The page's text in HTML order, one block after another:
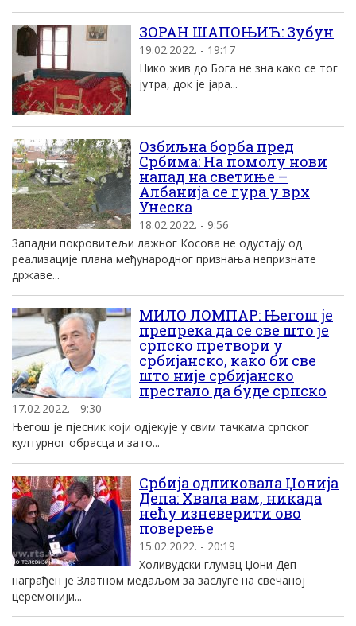
ЗОРАН ШАПОЊИЋ: Зубун
19.02.2022. - 19:17
Нико жив до Бога не зна како се тог
јутра, док је јара...
Озбиљна борба пред
Србима: На помолу нови
напад на светиње –
Албанија се гура у врх
Унеска
18.02.2022. - 9:56
Западни покровитељи лажног Косова не одустају од
реализације плана међународног признања непризнате
државе...
МИЛО ЛОМПАР: Његош је
препрека да се све што је
српско претвори у
србијанско, како би све
што није србијанско
престало да буде српско
17.02.2022. - 9:30
Његош је пјесник који одјекује у свим тачкама српског
културног обрасца и зато...
Србија одликовала Џонија
Депа: Хвала вам, никада
нећу изневерити ово
поверење
15.02.2022. - 20:19
Холивудски глумац Џони Деп
награђен је Златном медаљом за заслуге на свечаној
церемонији...